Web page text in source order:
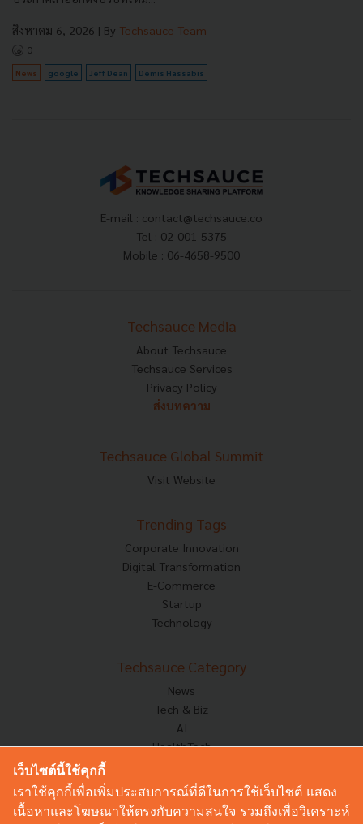
สิงหาคม 6, 2026 | By Techsauce Team
0
News google Jeff Dean Demis Hassabis
E-mail : contact@techsauce.co
Tel : 02-001-5375
Mobile : 06-4658-9500
Techsauce Media
About Techsauce
Techsauce Services
Privacy Policy
ส่งบทความ
Techsauce Global Summit
Visit Website
Trending Tags
Corporate Innovation
Digital Transformation
E-Commerce
Startup
Technology
Techsauce Category
News
Tech & Biz
AI
HealthTech
Corp Innov
Saucy Thoughts
เว็บไซต์นี้ใช้คุกกี้
เราใช้คุกกี้เพื่อเพิ่มประสบการณ์ที่ดีในการใช้เว็บไซต์ แสดง
เนื้อหาและโฆษณาให้ตรงกับความสนใจ รวมถึงเพื่อวิเคราะห์